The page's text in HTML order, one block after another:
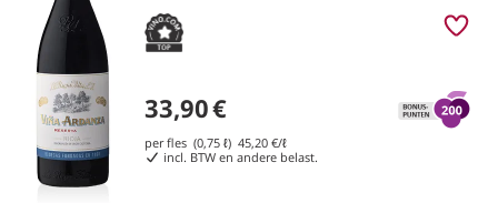
33,90€
per fles (0,75 ℓ) 45,20 €/ℓ
incl. BTW en andere belast.